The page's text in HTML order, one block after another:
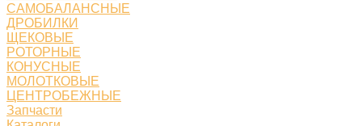
САМОБАЛАНСНЫЕ
ДРОБИЛКИ
ЩЕКОВЫЕ
РОТОРНЫЕ
КОНУСНЫЕ
МОЛОТКОВЫЕ
ЦЕНТРОБЕЖНЫЕ
Запчасти